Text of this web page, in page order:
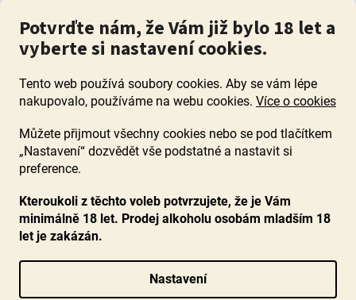
Potvrďte nám, že Vám již bylo 18 let a
vyberte si nastavení cookies.
Tento web používá soubory cookies. Aby se vám lépe
nakupovalo, používáme na webu cookies. Více o cookies
Můžete přijmout všechny cookies nebo se pod tlačítkem
„Nastavení“ dozvědět vše podstatné a nastavit si
preference.
Kteroukoli z těchto voleb potvrzujete, že je Vám
minimálně 18 let. Prodej alkoholu osobám mladším 18
let je zakázán.
Nastavení
ZÁKAZ PRODEJE ALKOHOLU OSOBÁM MLADŠÍM 18 LET. Pijte s
mírou i když pijete s Mírou.